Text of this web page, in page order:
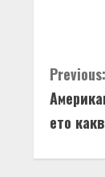
R
e
a
C
o
Previous:
ето